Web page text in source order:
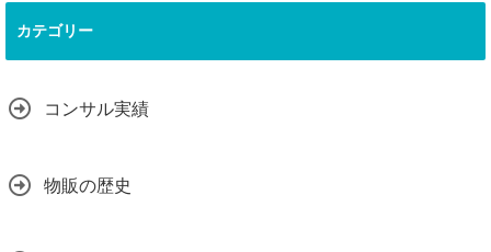
カテゴリー
コンサル実績
物販の歴史